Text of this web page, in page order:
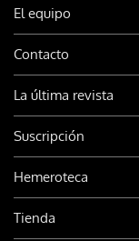
El equipo
Contacto
La última revista
Suscripción
Hemeroteca
Tienda